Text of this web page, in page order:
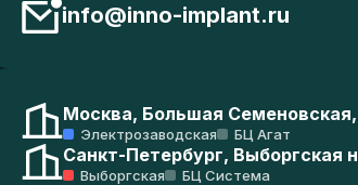
info@inno-implant.ru
Москва, Большая
Электрозаводская БЦ Агат
Санкт-Петербург, Выборгская
Выборгская БЦ Система